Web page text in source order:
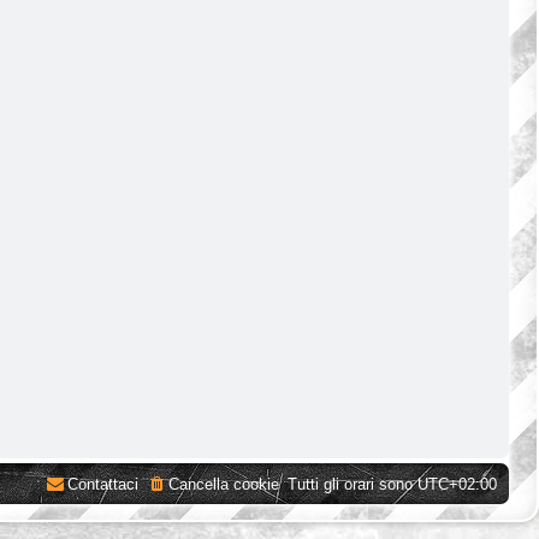
Tutti gli orari sonoUTC+02:00
Cancella cookie
Contattaci